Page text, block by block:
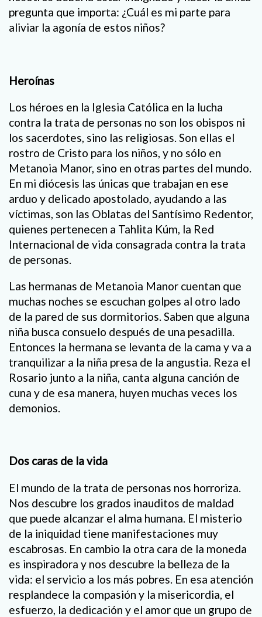
pregunta que importa: ¿Cuál es mi parte para
aliviar la agonía de estos niños?
Heroínas
Los héroes en la Iglesia Católica en la lucha
contra la trata de personas no son los obispos ni
los sacerdotes, sino las religiosas. Son ellas el
rostro de Cristo para los niños, y no sólo en
Metanoia Manor, sino en otras partes del mundo.
En mi diócesis las únicas que trabajan en ese
arduo y delicado apostolado, ayudando a las
víctimas, son las Oblatas del Santísimo Redentor,
quienes pertenecen a Tahlita Kúm, la Red
Internacional de vida consagrada contra la trata
de personas.
Las hermanas de Metanoia Manor cuentan que
muchas noches se escuchan golpes al otro lado
de la pared de sus dormitorios. Saben que alguna
niña busca consuelo después de una pesadilla.
Entonces la hermana se levanta de la cama y va a
tranquilizar a la niña presa de la angustia. Reza el
Rosario junto a la niña, canta alguna canción de
cuna y de esa manera, huyen muchas veces los
demonios.
Dos caras de la vida
El mundo de la trata de personas nos horroriza.
Nos descubre los grados inauditos de maldad
que puede alcanzar el alma humana. El misterio
de la iniquidad tiene manifestaciones muy
escabrosas. En cambio la otra cara de la moneda
es inspiradora y nos descubre la belleza de la
vida: el servicio a los más pobres. En esa atención
resplandece la compasión y la misericordia, el
esfuerzo, la dedicación y el amor que un grupo de